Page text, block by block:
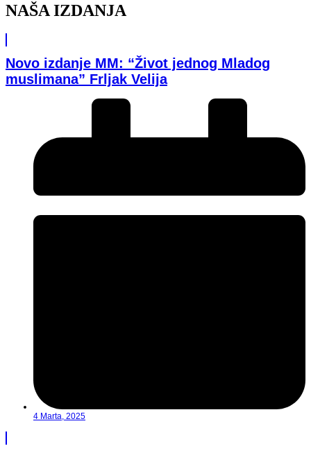
NAŠA IZDANJA
Novo izdanje MM: “Život jednog Mladog
muslimana” Frljak Velija
4 Marta, 2025